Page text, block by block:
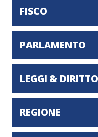
FISCO
PARLAMENTO
LEGGI & DIRITTO
REGIONE